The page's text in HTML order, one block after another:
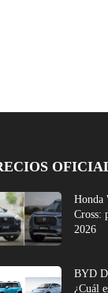
Honda
Cross:
2026
BYD
¿Cuál